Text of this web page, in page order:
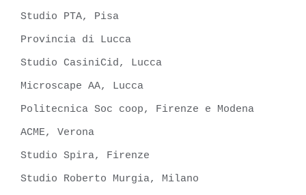
Studio PTA, Pisa
Provincia di Lucca
Studio CasiniCid, Lucca
Microscape AA, Lucca
Politecnica Soc coop, Firenze e Modena
ACME, Verona
Studio Spira, Firenze
Studio Roberto Murgia, Milano